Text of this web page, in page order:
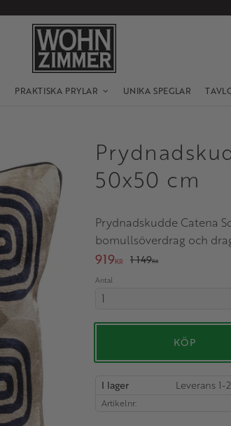
PRAKTISKA PRYLAR UNIKA SPEGLAR
50x50 cm
Prydnadskudde Catena
bomullsöverdrag och
Nedsatt pris:
919KR Ordinarie pris:
1 149KR
Antal
KÖP
I lager
Artikelnr